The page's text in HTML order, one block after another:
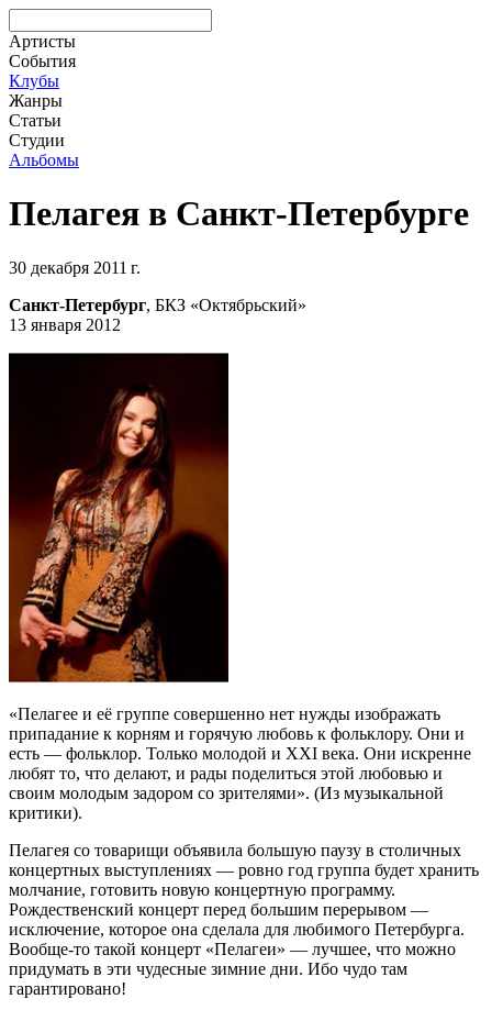
Артисты
События
Клубы
Жанры
Статьи
Студии
Альбомы
Пелагея в Санкт-Петербурге
30 декабря 2011 г.
Санкт-Петербург, БКЗ «Октябрьский»
13 января 2012
«Пелагее и её группе совершенно нет нужды изображать
припадание к корням и горячую любовь к фольклору. Они и
есть — фольклор. Только молодой и XXI века. Они искренне
любят то, что делают, и рады поделиться этой любовью и
своим молодым задором со зрителями». (Из музыкальной
критики).
Пелагея со товарищи объявила большую паузу в столичных
концертных выступлениях — ровно год группа будет хранить
молчание, готовить новую концертную программу.
Рождественский концерт перед большим перерывом —
исключение, которое она сделала для любимого Петербурга.
Вообще-то такой концерт «Пелагеи» — лучшее, что можно
придумать в эти чудесные зимние дни. Ибо чудо там
гарантировано!